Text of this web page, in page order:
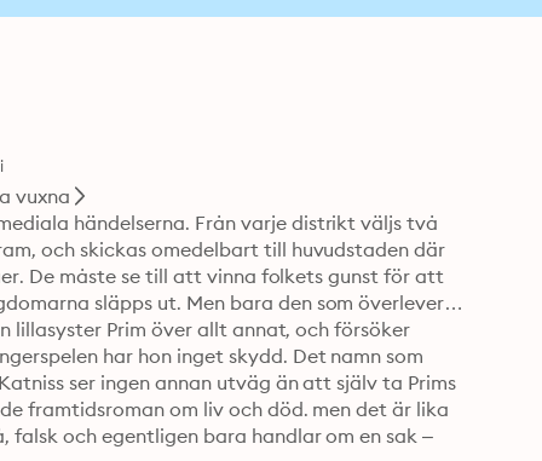
vuxna
händelserna. Från varje distrikt väljs två
och skickas omedelbart till huvudstaden där
De måste se till att vinna folkets gunst för att
släpps ut. Men bara den som överlever
lillasyster Prim över allt annat, och försöker
har hon inget skydd. Det namn som
ser ingen annan utväg än att själv ta Prims
framtidsroman om liv och död. men det är lika
falsk och egentligen bara handlar om en sak –